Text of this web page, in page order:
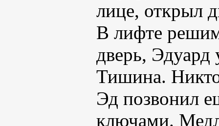
лице, открыл
В лифте
дверь, Эдуард
Тишина. Никто
Эд позвонил
ключами.